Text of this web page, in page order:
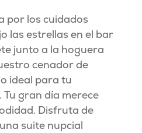
por los cuidados
las estrellas en el bar
junto a la hoguera
cenador de
ideal para tu
gran día merece
Disfruta de
suite nupcial